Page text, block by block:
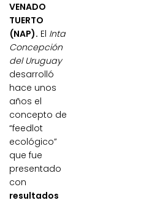
VENADO
TUERTO
(NAP). El Inta
Concepción
del Uruguay
desarrolló
hace unos
años el
concepto de
“feedlot
ecológico”
que fue
presentado
con
resultados